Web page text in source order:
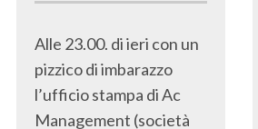
Alle 23.00. di ieri con un
pizzico di imbarazzo
l’ufficio stampa di Ac
Management (società